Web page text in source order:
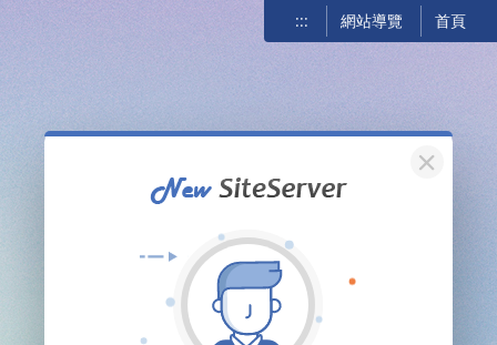
::: 網站導覽 首頁
關閉